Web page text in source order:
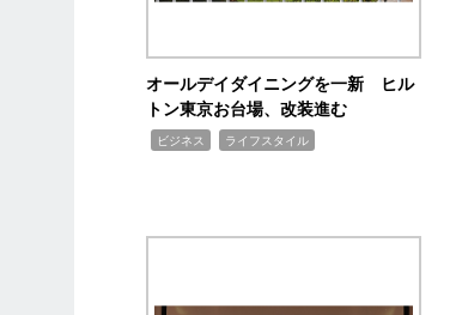
オールデイダイニングを一新 ヒル
トン東京お台場、改装進む
ビジネス ライフスタイル